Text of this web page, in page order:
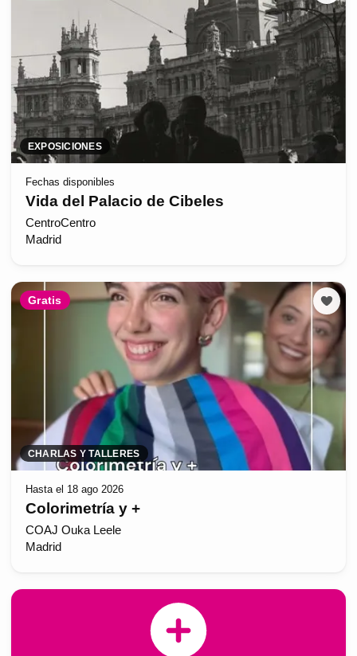
EXPOSICIONES
Fechas disponibles
Vida del Palacio de Cibeles
CentroCentro
Madrid
Gratis
CHARLAS Y TALLERES
Hasta el 18 ago 2026
Colorimetría y +
COAJ Ouka Leele
Madrid